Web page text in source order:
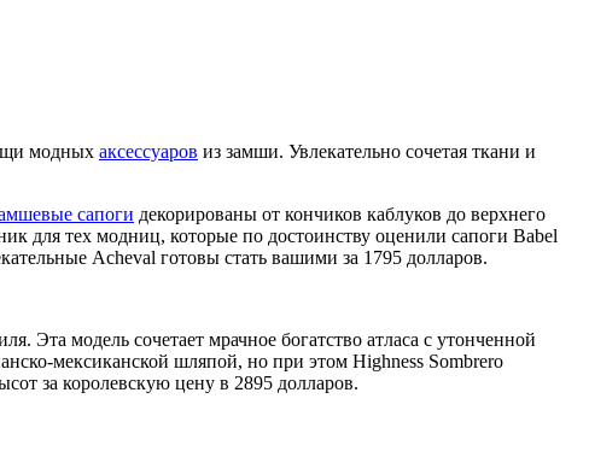
модных аксессуаров из замши. Увлекательно сочетая ткани и
сапоги декорированы от кончиков каблуков до верхнего
для тех модниц, которые по достоинству оценили сапоги Babel
Acheval готовы стать вашими за 1795 долларов.
Эта модель сочетает мрачное богатство атласа с утонченной
мексиканской шляпой, но при этом Highness Sombrero
за королевскую цену в 2895 долларов.